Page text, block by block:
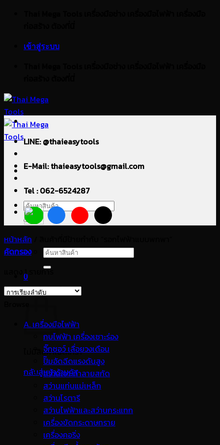
เข้าสู่ระบบ
ค้นหา:
ค้นหา:
0
ตะกร้าสินค้า
ไม่มีสินค้าในตะกร้า
กลับสู่หน้าร้านค้า
LINE: @thaieasytools
E-Mail: thaieasytools@gmail.com
Tel : 062-6524287
หน้าหลัก
คัดกรอง
แสดง 1 รายการ
A. เครื่องมือไฟฟ้า
กบไฟฟ้า เครื่องเซาะร่อง
จิ๊กซอว์ เลื่อยวงเดือน
ปั๊มอัดฉีดแรงดันสูง
สว่านเจาะทำลายสกัด
สว่านแท่นแม่เหล็ก
สว่านโรตารี
สว่านไฟฟ้าและสว่านกระแทก
เครื่องขัดกระดาษทราย
เครื่องคอริ่ง